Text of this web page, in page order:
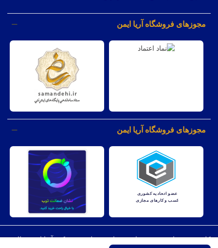
مجوزهای فروشگاه آریا ایمن
مجوزهای فروشگاه آریا ایمن
کليه حقوق مادی و معنوی اين وبسايت متعلق به شرکت آریا ایمن نظارت